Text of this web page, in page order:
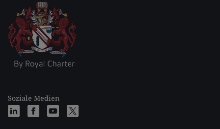
Soziale Medien